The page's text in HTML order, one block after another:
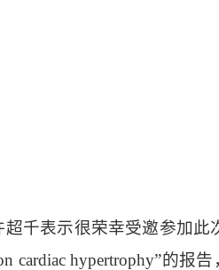
超千表示很荣幸受邀参加此
cardiac hypertrophy”的报